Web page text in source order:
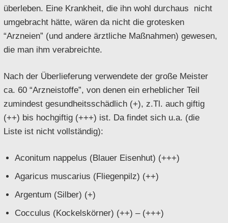
überleben. Eine Krankheit, die ihn wohl durchaus nicht
umgebracht hätte, wären da nicht die grotesken
“Arzneien” (und andere ärztliche Maßnahmen) gewesen,
die man ihm verabreichte.
Nach der Überlieferung verwendete der große Meister
ca. 60 “Arzneistoffe”, von denen ein erheblicher Teil
zumindest gesundheitsschädlich (+), z.Tl. auch giftig
(++) bis hochgiftig (+++) ist. Da findet sich u.a. (die
Liste ist nicht vollständig):
Aconitum nappelus (Blauer Eisenhut) (+++)
Agaricus muscarius (Fliegenpilz) (++)
Argentum (Silber) (+)
Cocculus (Kockelskörner) (++) – (+++)